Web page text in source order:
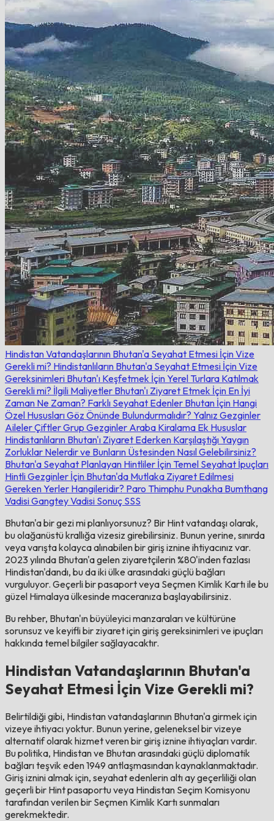
Hindistan Vatandaşlarının Bhutan'a Seyahat Etmesi İçin Vize
Gerekli mi? Hindistanlıların Bhutan'a Seyahat Etmesi İçin Vize
Gereksinimleri Bhutan'ı Keşfetmek İçin Yerel Turlara Katılmak
Gerekli mi? İlgili Maliyetler Bhutan'ı Ziyaret Etmek İçin En İyi
Zaman Ne Zaman? Farklı Seyahat Edenler Bhutan İçin Hangi
Özel Hususları Göz Önünde Bulundurmalıdır? Yalnız Gezginler
AilelerÇiftlerGrup Gezginler Araba Kiralama Ek Hususlar
Hindistanlıların Bhutan'ı Ziyaret Ederken Karşılaştığı Yaygın
Zorluklar Nelerdir ve Bunların Üstesinden Nasıl Gelebilirsiniz?
Bhutan'a Seyahat Planlayan Hintliler İçin Temel Seyahat İpuçları
Hintli Gezginler İçin Bhutan'da Mutlaka Ziyaret Edilmesi
Gereken Yerler Hangileridir? Paro Thimphu Punakha Bumthang
VadisiGangtey Vadisi Sonuç SSS
Bhutan'a bir gezi mi planlıyorsunuz? Bir Hint vatandaşı olarak,
bu olağanüstü krallığa vizesiz girebilirsiniz. Bunun yerine, sınırda
veya varışta kolayca alınabilen bir giriş iznine ihtiyacınız var.
2023 yılında Bhutan'a gelen ziyaretçilerin %80'inden fazlası
Hindistan'dandı, bu da iki ülke arasındaki güçlü bağları
vurguluyor. Geçerli bir pasaport veya Seçmen Kimlik Kartı ile bu
güzel Himalaya ülkesinde maceranıza başlayabilirsiniz.
Bu rehber, Bhutan'ın büyüleyici manzaraları ve kültürüne
sorunsuz ve keyifli bir ziyaret için giriş gereksinimleri ve ipuçları
hakkında temel bilgiler sağlayacaktır.
Hindistan Vatandaşlarının Bhutan'a
Seyahat Etmesi İçin Vize Gerekli mi?
Belirtildiği gibi, Hindistan vatandaşlarının Bhutan'a girmek için
vizeye ihtiyacı yoktur. Bunun yerine, geleneksel bir vizeye
alternatif olarak hizmet veren bir giriş iznine ihtiyaçları vardır.
Bu politika, Hindistan ve Bhutan arasındaki güçlü diplomatik
bağları teşvik eden 1949 antlaşmasından kaynaklanmaktadır.
Giriş iznini almak için, seyahat edenlerin altı ay geçerliliği olan
geçerli bir Hint pasaportu veya Hindistan Seçim Komisyonu
tarafından verilen bir Seçmen Kimlik Kartı sunmaları
gerekmektedir.